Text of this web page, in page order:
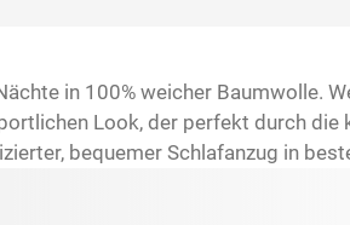
in 100% weicher Baumwolle.
Look, der perfekt durch die
bequemer Schlafanzug in